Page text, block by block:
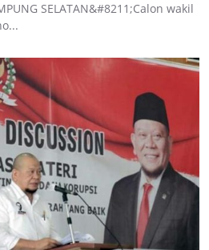
SELATAN&#8211;Calon wakil